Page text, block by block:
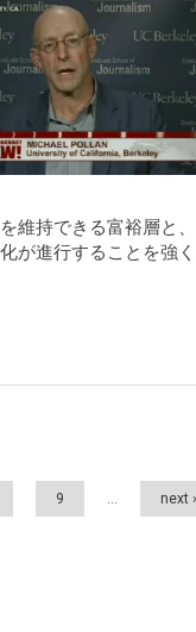
維持できる富裕層と
が進行することを強
9 … next ›